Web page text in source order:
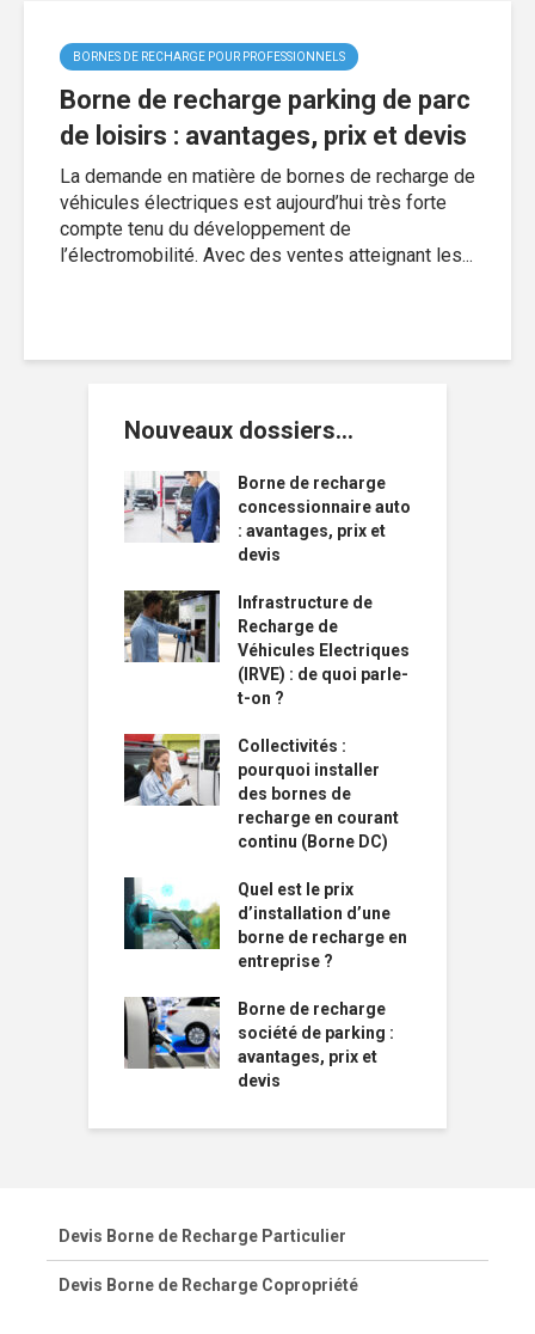
BORNES DE RECHARGE POUR PROFESSIONNELS
Borne de recharge parking de parc
de loisirs : avantages, prix et devis
La demande en matière de bornes de recharge de
véhicules électriques est aujourd’hui très forte
compte tenu du développement de
l’électromobilité. Avec des ventes atteignant les...
Nouveaux dossiers…
Borne de recharge
concessionnaire auto
: avantages, prix et
devis
Infrastructure de
Recharge de
Véhicules Electriques
(IRVE) : de quoi parle-
t-on ?
Collectivités :
pourquoi installer
des bornes de
recharge en courant
continu (Borne DC)
Quel est le prix
d’installation d’une
borne de recharge en
entreprise ?
Borne de recharge
société de parking :
avantages, prix et
devis
Devis Borne de Recharge Particulier
Devis Borne de Recharge Copropriété